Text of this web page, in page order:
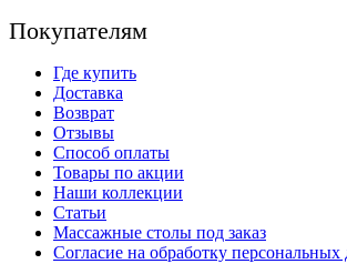
Покупателям
Где купить
Доставка
Возврат
Отзывы
Способ оплаты
Товары по акции
Наши коллекции
Статьи
Массажные столы под заказ
Согласие на обработку